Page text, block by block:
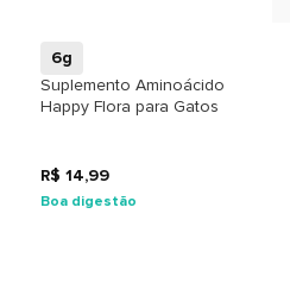
6g
Suplemento Aminoácido
Happy Flora para Gatos
R$ 14,99
Boa digestão